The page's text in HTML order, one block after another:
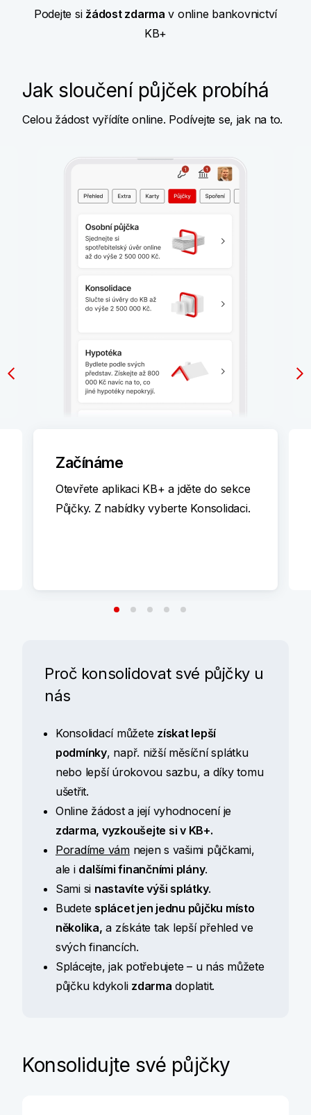
Podejte si žádost zdarma v online bankovnictví
KB+
Jak sloučení půjček probíhá
Celou žádost vyřídíte online. Podívejte se, jak na to.
Začínáme
Otevřete aplikaci KB+ a jděte do sekce
Půjčky. Z nabídky vyberte Konsolidaci.
Proč konsolidovat své půjčky u
nás
Konsolidací můžete získat lepší
podmínky, např. nižší měsíční splátku
nebo lepší úrokovou sazbu, a díky tomu
ušetřit.
Online žádost a její vyhodnocení je
zdarma, vyzkoušejte si v KB+.
Poradíme vámnejen s vašimi půjčkami,
ale i dalšímifinančními plány.
Sami si nastavíte výši splátky.
Budete splácet jen jednu půjčku místo
několika, a získáte tak lepší přehled ve
svých financích.
Splácejte, jak potřebujete – u nás můžete
půjčku kdykoli zdarma doplatit.
Konsolidujte své půjčky